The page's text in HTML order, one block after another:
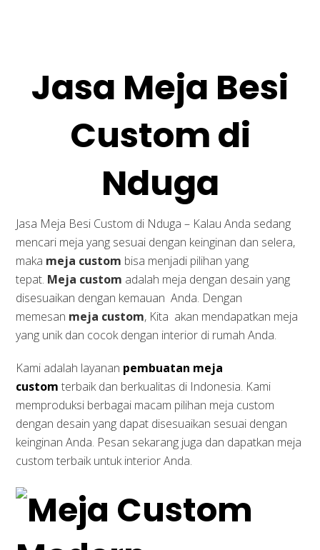
Jasa Meja Besi
Custom di
Nduga
Jasa Meja Besi Custom di Nduga – Kalau Anda sedang
mencari meja yang sesuai dengan keinginan dan selera,
maka meja custom bisa menjadi pilihan yang
tepat. Meja custom adalah meja dengan desain yang
disesuaikan dengan kemauan Anda. Dengan
memesan meja custom, Kita akan mendapatkan meja
yang unik dan cocok dengan interior di rumah Anda.
Kami adalah layanan pembuatan meja
custom terbaik dan berkualitas di Indonesia. Kami
memproduksi berbagai macam pilihan meja custom
dengan desain yang dapat disesuaikan sesuai dengan
keinginan Anda. Pesan sekarang juga dan dapatkan meja
custom terbaik untuk interior Anda.